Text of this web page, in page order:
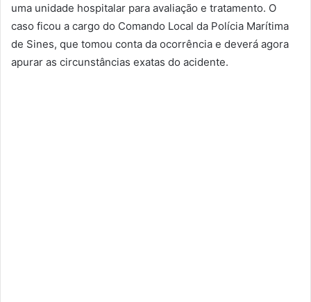
uma unidade hospitalar para avaliação e tratamento. O
caso ficou a cargo do Comando Local da Polícia Marítima
de Sines, que tomou conta da ocorrência e deverá agora
apurar as circunstâncias exatas do acidente.